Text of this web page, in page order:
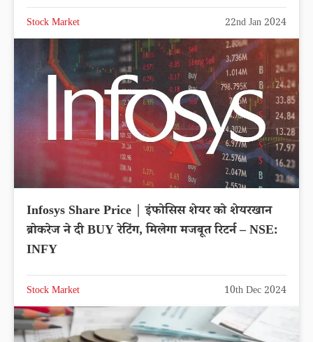
Stock Market 22nd Jan 2024
Infosys Share Price | इंफोसिस शेयर को शेयरखान
ब्रोकरेज ने दी BUY रेटिंग, मिलेगा मजबूत रिटर्न – NSE:
INFY
Stock Market 10th Dec 2024